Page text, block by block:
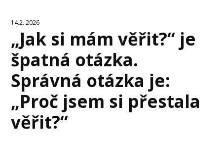
14.2. 2026
„Jak si mám věřit?“ je
špatná otázka.
Správná otázka je:
„Proč jsem si přestala
věřit?“